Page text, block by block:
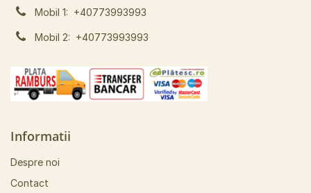
Mobil 1: +40773993993
Mobil 2: +40773993993
Informatii
Despre noi
Contact